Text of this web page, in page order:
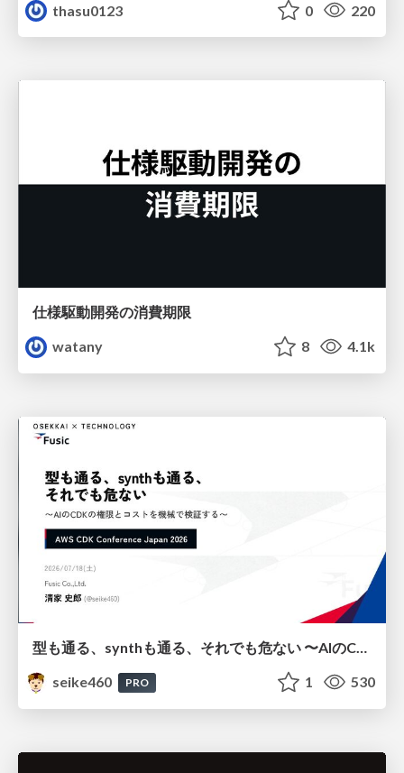
thasu0123
0 220
仕様駆動開発の消費期限
watany
8 4.1k
型も通る、synthも通る、それでも危ない 〜AIのCDKの権限とコストを機械で検証する〜 / It Passes Type Checks, It Passes Synth Checks, but It’s Still Risky — Automatically Verifying Permissions and Costs in AI’s CDK —
seike460
PRO 1 530